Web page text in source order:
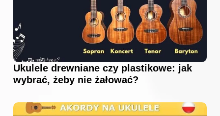
Ukulele drewniane czy plastikowe: jak
wybrać, żeby nie żałować?